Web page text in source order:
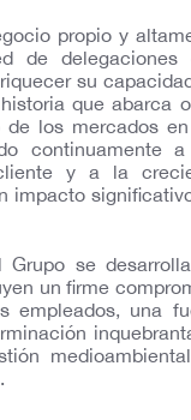
propio y
de delegaciones
su
que abarca
de los mercados
continuamente
y a la
impacto
Grupo se
un firme
empleados, una